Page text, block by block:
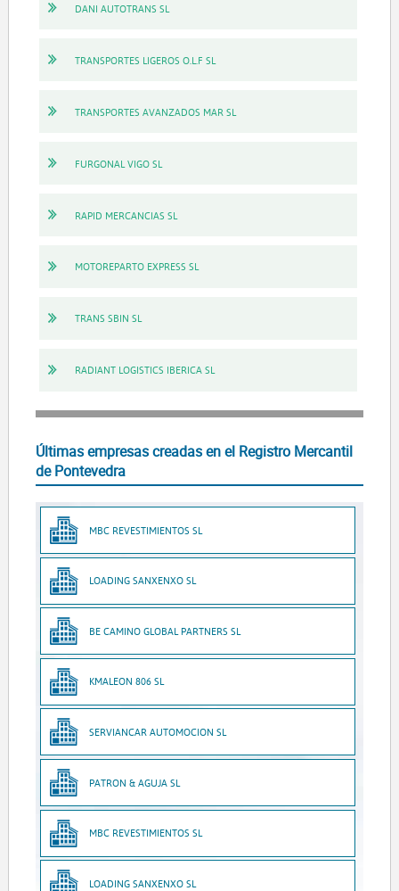
DANI AUTOTRANS SL
TRANSPORTES LIGEROS O.L.F SL
TRANSPORTES AVANZADOS MAR SL
FURGONAL VIGO SL
RAPID MERCANCIAS SL
MOTOREPARTO EXPRESS SL
TRANS SBIN SL
RADIANT LOGISTICS IBERICA SL
Últimas empresas creadas en el Registro Mercantil
de Pontevedra
MBC REVESTIMIENTOS SL
LOADING SANXENXO SL
BE CAMINO GLOBAL PARTNERS SL
KMALEON 806 SL
SERVIANCAR AUTOMOCION SL
PATRON & AGUJA SL
MBC REVESTIMIENTOS SL
LOADING SANXENXO SL